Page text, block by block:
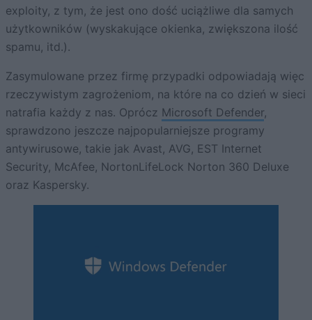
exploity, z tym, że jest ono dość uciążliwe dla samych
użytkowników (wyskakujące okienka, zwiększona ilość
spamu, itd.).
Zasymulowane przez firmę przypadki odpowiadają więc
rzeczywistym zagrożeniom, na które na co dzień w sieci
natrafia każdy z nas. Oprócz Microsoft Defender,
sprawdzono jeszcze najpopularniejsze programy
antywirusowe, takie jak Avast, AVG, EST Internet
Security, McAfee, NortonLifeLock Norton 360 Deluxe
oraz Kaspersky.